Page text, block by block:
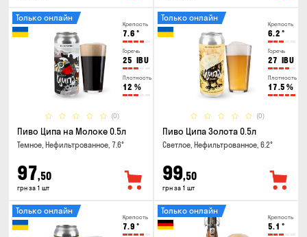
Крепость
7.6 °
Горечь
25 IBU
Плотность
12 %
(0)
Только онлайн
Пиво Ципа на Молоке 0.5л
Темное, Нефильтрованное, 7.6°
97,50
грн за 1 шт
Крепость
6.2 °
Горечь
27 IBU
Плотность
17.5 %
(0)
Только онлайн
Пиво Ципа Золота 0.5л
Светлое, Нефильтрованное, 6.2°
99,50
грн за 1 шт
Крепость
7.9 °
Только онлайн
Крепость
5.1 °
Только онлайн